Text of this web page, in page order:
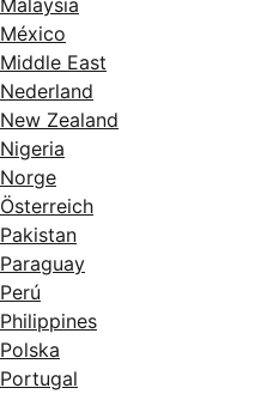
Malaysia
México
Middle East
Nederland
New Zealand
Nigeria
Norge
Österreich
Pakistan
Paraguay
Perú
Philippines
Polska
Portugal